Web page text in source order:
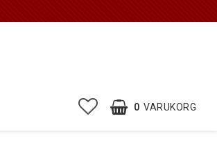
0 VARUKORG